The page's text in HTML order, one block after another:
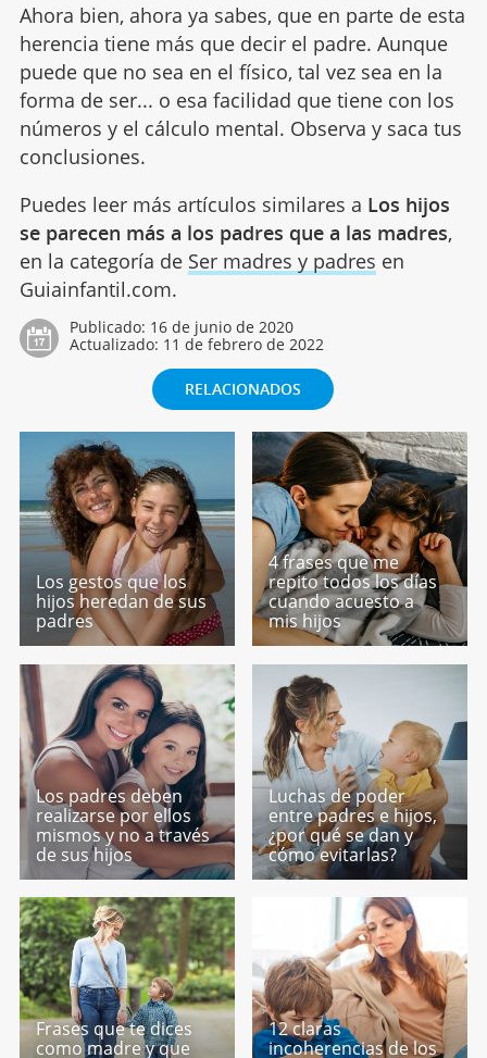
Ahora bien, ahora ya sabes, que en parte de esta
herencia tiene más que decir el padre. Aunque
puede que no sea en el físico, tal vez sea en la
forma de ser... o esa facilidad que tiene con los
números y el cálculo mental. Observa y saca tus
conclusiones.
Puedes leer más artículos similares a Los hijos
se parecen más a los padres que a las madres,
en la categoría de Ser madres y padres en
Guiainfantil.com.
Publicado: 16 de junio de 2020
Actualizado: 11 de febrero de 2022
RELACIONADOS
Los gestos que los
hijos heredan de sus
padres
4 frases que me
repito todos los días
cuando acuesto a
mis hijos
Los padres deben
realizarse por ellos
mismos y no a través
de sus hijos
Luchas de poder
entre padres e hijos,
¿por qué se dan y
cómo evitarlas?
Frases que te dices
como madre y que
12 claras
incoherencias de los